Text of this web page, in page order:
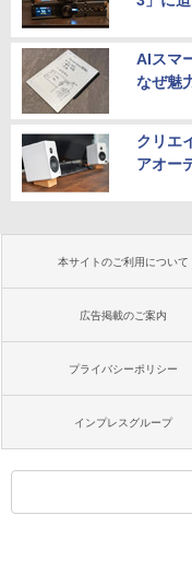
AIスマ
なぜ魅
クリエ
アオー
本サイトのご利用について
広告掲載のご案内
プライバシーポリシー
インプレスグループ